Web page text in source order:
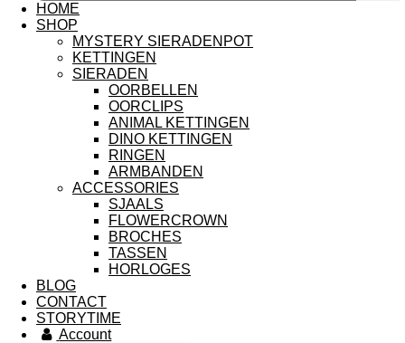
HOME
SHOP
MYSTERY SIERADENPOT
KETTINGEN
SIERADEN
OORBELLEN
OORCLIPS
ANIMAL KETTINGEN
DINO KETTINGEN
RINGEN
ARMBANDEN
ACCESSORIES
SJAALS
FLOWERCROWN
BROCHES
TASSEN
HORLOGES
BLOG
CONTACT
STORYTIME
Account